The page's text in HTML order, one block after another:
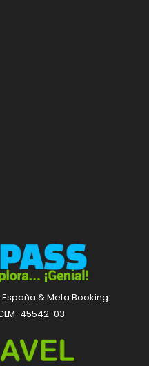
& Meta Booking
45542-03